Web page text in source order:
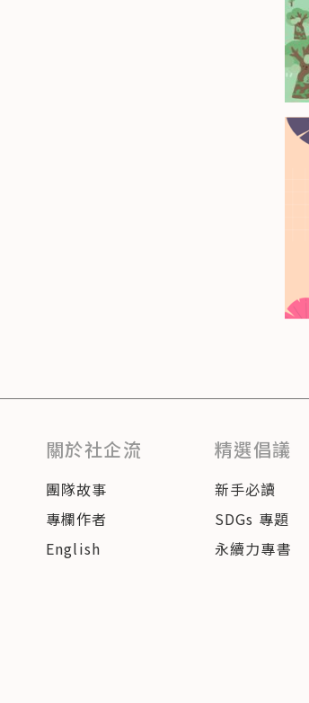
關於社企流
團隊故事
專欄作者
English
精選倡議
新手必讀
SDGs 專題
永續力專書